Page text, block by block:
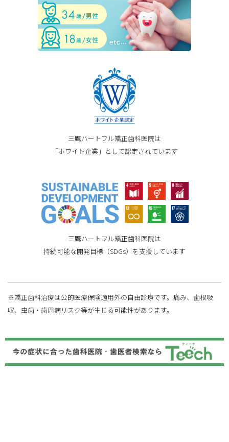
三鷹ハートフル矯正歯科医院は
「ホワイト企業」として認定されています
三鷹ハートフル矯正歯科医院は
持続可能な開発目標（SDGs）を支援しています
※矯正歯科治療は公的医療保険適用外の自由診療です。痛み、歯根吸
収、虫歯・歯周病リスク等が生じる可能性があります。